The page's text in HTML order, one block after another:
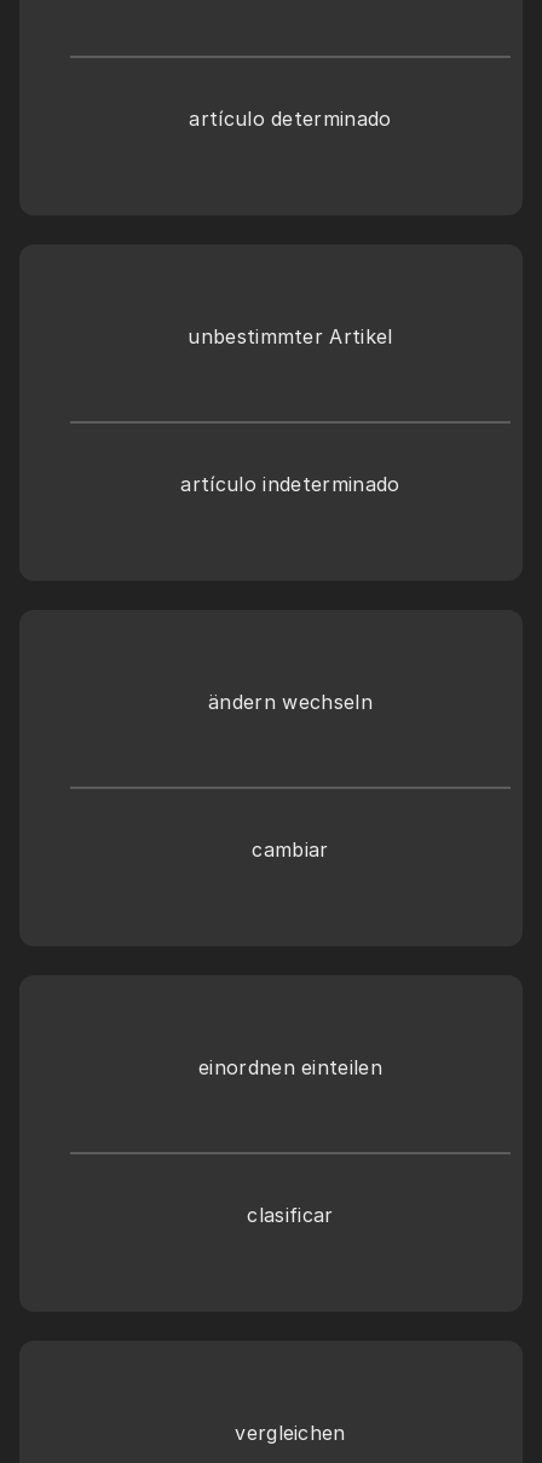
artículo determinado
unbestimmter Artikel
artículo indeterminado
ändern wechseln
cambiar
einordnen einteilen
clasificar
vergleichen